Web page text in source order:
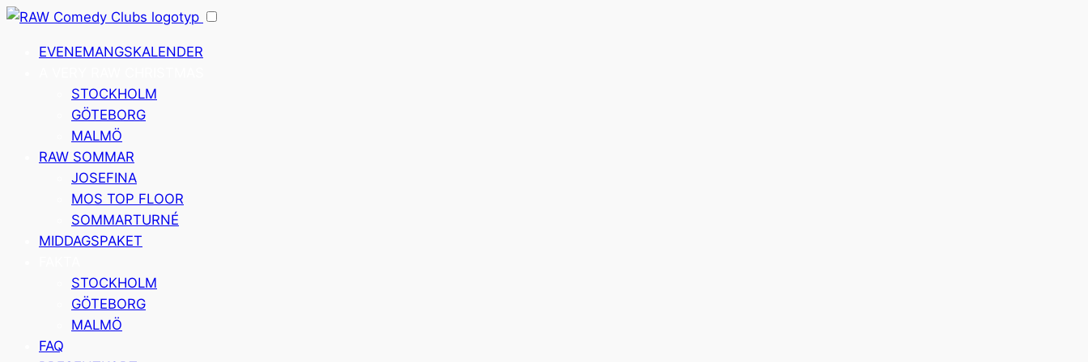
Hoppa
innehållEVENEMANGSKALENDER
STOCKHOLM
GÖTEBORG
MALMÖ
RAW SOMMAR
JOSEFINA
MOS TOP FLOOR
SOMMARTURNÉ
MIDDAGSPAKET
STOCKHOLM
GÖTEBORG
MALMÖ
FAQ